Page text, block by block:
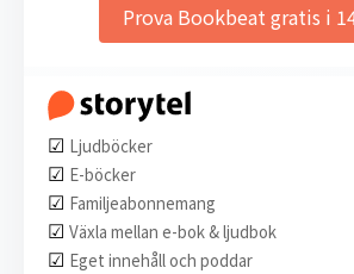
Prova Bookbeat gratis i
☑︎ Ljudböcker
☑︎ E-böcker
☑︎ Familjeabonnemang
☑︎ Växla mellan e-bok & ljudbok
☑︎ Eget innehåll och poddar